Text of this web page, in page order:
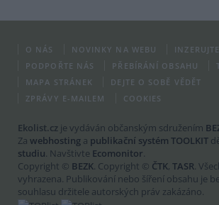
O NÁS NOVINKY NA WEBU
PODPOŘTE NÁS
PŘEBÍRÁNÍ OBSAHU
MAPA STRÁNEK
DEJTE O SOBĚ VĚDĚT
ZPRÁVY E-MAILEM
COOKIES
Ekolist.cz je vydáván občanským sdružením
Za webhosting a publikační systém TOOLKIT
studiu. Navštivte Ecomonitor.
Copyright © BEZK. Copyright © ČTK, TASR.
vyhrazena. Publikování nebo šíření obsahu je
souhlasu držitele autorských práv zakázáno.